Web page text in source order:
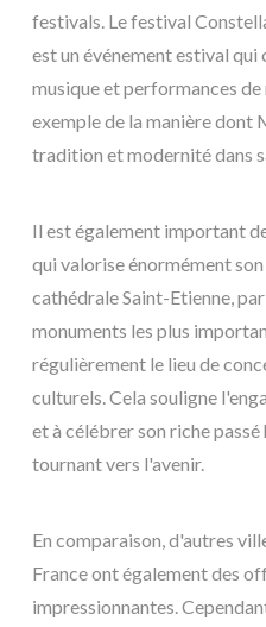
festivals. Le festival
est un événement estival
musique et performances
exemple de la manière dont
tradition et modernité dans
Il est également important
qui valorise énormément
cathédrale Saint-Etienne,
monuments les plus
régulièrement le lieu de
culturels. Cela souligne
et à célébrer son riche
tournant vers l'avenir.
En comparaison, d'autres
France ont également des
impressionnantes.